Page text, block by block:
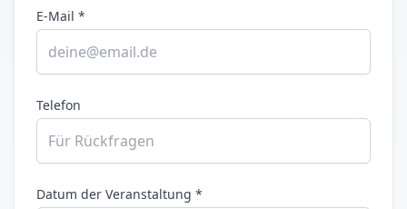
E-Mail *
Telefon
Datum der Veranstaltung *